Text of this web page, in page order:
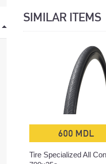
SIMILAR ITEMS
600 MDL
Tire Specialized All